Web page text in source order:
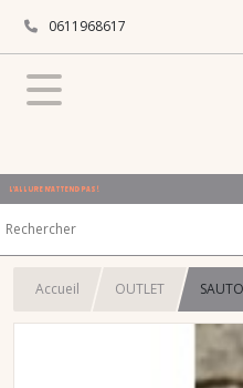
0611968617
L'ALLURE N'ATTEND PAS !
Accueil OUTLET